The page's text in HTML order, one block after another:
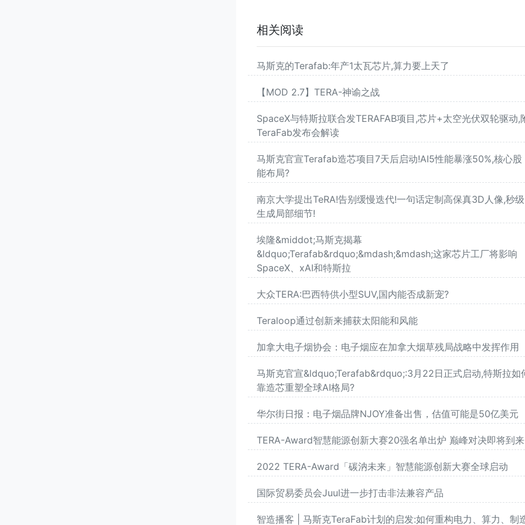
相关阅读
马斯克的Terafab:年产1太瓦芯片,算力要上天了
【MOD 2.7】TERA-神谕之战
SpaceX与特斯拉联合发TERAFAB项目,芯片+太空光伏双轮驱动,
TeraFab发布会解读
马斯克官宣Terafab造芯项目7天后启动!AI5性能暴涨50%,核心股
能布局?
南京大学提出TeRA!告别缓慢迭代!一句话定制高保真3D人像,秒级
生成局部细节!
埃隆&middot;马斯克揭幕
&ldquo;Terafab&rdquo;&mdash;&mdash;这家芯片工厂将影响
SpaceX、xAI和特斯拉
大众TERA:巴西特供小型SUV,国内能否成新宠?
Teraloop通过创新来捕获太阳能和风能
加拿大电子烟协会：电子烟应在加拿大烟草残局战略中发挥作用
马斯克官宣&ldquo;Terafab&rdquo;:3月22日正式启动,特斯拉如
靠造芯重塑全球AI格局?
华尔街日报：电子烟品牌NJOY准备出售，估值可能是50亿美元
TERA-Award智慧能源创新大赛20强名单出炉 巅峰对决即将到来
2022 TERA-Award「碳汭未来」智慧能源创新大赛全球启动
国际贸易委员会Juul进一步打击非法兼容产品
智造播客 | 马斯克TeraFab计划的启发:如何重构电力、算力、制